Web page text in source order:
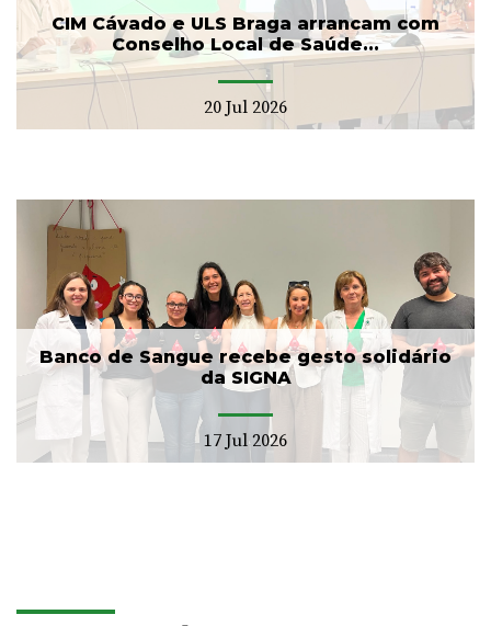
CIM Cávado e ULS Braga arrancam com
Conselho Local de Saúde...
20 Jul 2026
Banco de Sangue recebe gesto solidário
da SIGNA
17 Jul 2026